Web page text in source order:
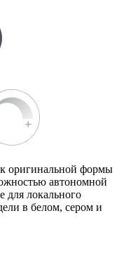
оригинальной формы
автономной
для локального
в белом, сером и